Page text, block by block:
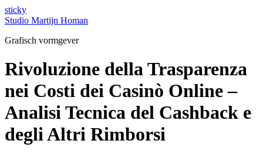
stickyGa
naar
inhoud
Studio Martijn Homan
Grafisch vormgever
Rivoluzione della Trasparenza
nei Costi dei Casinò Online –
Analisi Tecnica del Cashback e
degli Altri Rimborsi